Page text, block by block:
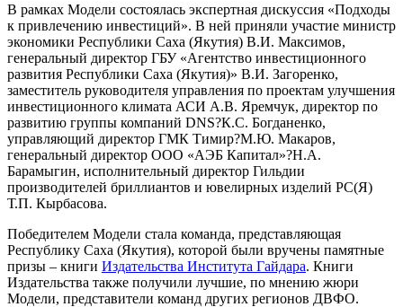
В рамках Модели состоялась экспертная дискуссия «Подходы
к привлечению инвестиций». В ней приняли участие министр
экономики Республики Саха (Якутия) В.И. Максимов,
генеральный директор ГБУ «Агентство инвестиционного
развития Республики Саха (Якутия)» В.И. Загоренко,
заместитель руководителя управления по проектам улучшения
инвестиционного климата АСИ А.В. Яремчук, директор по
развитию группы компаний DNS?К.С. Богданенко,
управляющий директор ГМК Тимир?М.Ю. Макаров,
генеральный директор ООО «АЭБ Капитал»?Н.А.
Барамыгин, исполнительный директор Гильдии
производителей бриллиантов и ювелирных изделий РС(Я)
Т.П. Кырбасова.
Победителем Модели стала команда, представляющая
Республику Саха (Якутия), которой были вручены памятные
призы – книги Издательства Института Гайдара. Книги
Издательства также получили лучшие, по мнению жюри
Модели, представители команд других регионов ДВФО.